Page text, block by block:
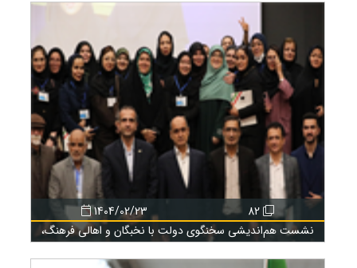
1404/02/23
نشست هم‌اندیشی سخنگوی دولت با نخبگان و اهالی فرهنگ،
ارتباطات و رسانه در منطقه آزاد انزلی